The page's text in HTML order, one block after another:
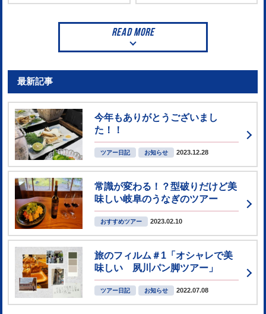
READ MORE
最新記事
今年もありがとうございまし
た！！
ツアー日記 お知らせ 2023.12.28
常識が変わる！？型破りだけど美
味しい岐阜のうなぎのツアー
おすすめツアー 2023.02.10
旅のフィルム＃1「オシャレで美
味しい 夙川パン脚ツアー」
ツアー日記 お知らせ 2022.07.08